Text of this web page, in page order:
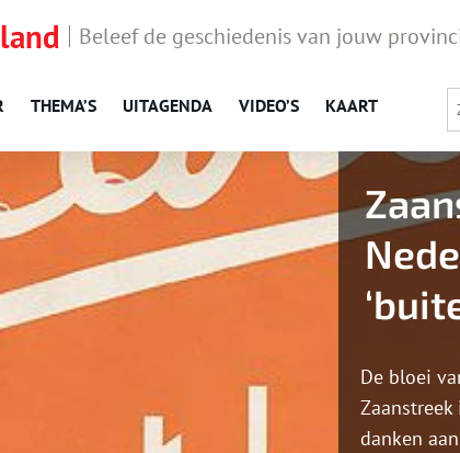
Beleef de geschiedenis van jouw
THEMA’S UITAGENDA VIDEO’S KAART
De bloei
danken